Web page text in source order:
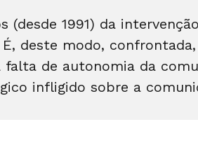
1991) da
deste modo,
de autonomia da
infligido sobre a